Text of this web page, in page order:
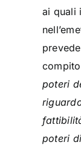
ai quali
poteri
poteri